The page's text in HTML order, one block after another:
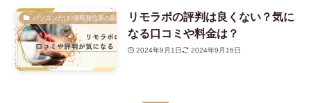
パソコンだけ♪情報発信系の副業
リモラボの評判は良くない？気に
なる口コミや料金は？
2024年9月1日 2024年9月16日